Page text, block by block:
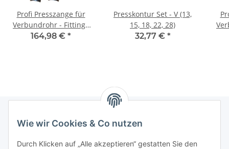
Wie wir Cookies & Co nutzen
Durch Klicken auf „Alle akzeptieren“ gestatten Sie den
Profi Presszange für
Verbundrohr - Fittings
mit Hydraulik 12-28mm
164,98 € *
Presskontur Set - V (13,
15, 18, 22, 28)
32,77 € *